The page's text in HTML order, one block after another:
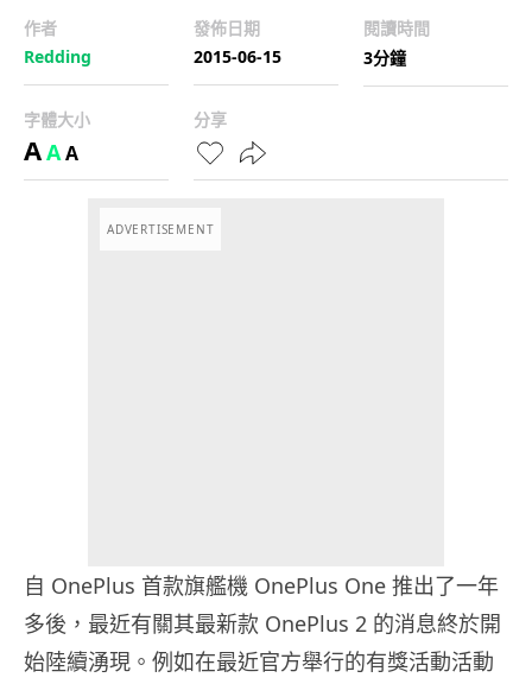
作者
Redding
發佈日期
2015-06-15
閱讀時間
3分鐘
字體大小
AAA
分享
ADVERTISEMENT
自 OnePlus 首款旗艦機 OnePlus One 推出了一年
多後，最近有關其最新款 OnePlus 2 的消息終於開
始陸續湧現。例如在最近官方舉行的有獎活動活動